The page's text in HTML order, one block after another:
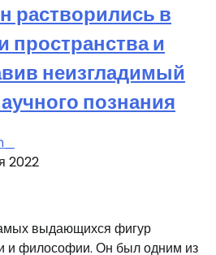
растворились в
пространства и
неизгладимый
познания
2022
выдающихся фигур
и философии. Он был одним из